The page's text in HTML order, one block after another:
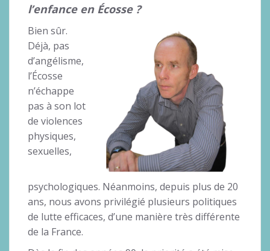
l’enfance en Écosse ?
Bien sûr.
Déjà, pas
d’angélisme,
l’Écosse
n’échappe
pas à son lot
de violences
physiques,
sexuelles,
psychologiques. Néanmoins, depuis plus de 20
ans, nous avons privilégié plusieurs politiques
de lutte efficaces, d’une manière très différente
de la France.